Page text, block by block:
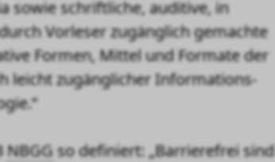
sowie schriftliche, auditive, in
Vorleser zugänglich gemachte
Formen, Mittel und Formate der
leicht zugänglicher Informations-
NBGGso definiert:„Barrierefrei sind